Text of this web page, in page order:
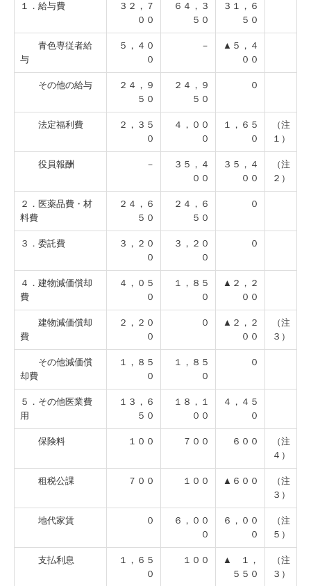
１．給与費
３２，７
００
６４，３
５０
３１，６
５０
青色専従者給
与
５，４０
０
－
▲５，４
００
その他の給与
２４，９
５０
２４，９
５０
０
法定福利費
２，３５
０
４，００
０
１，６５
０
（注
１）
役員報酬 －
３５，４
００
３５，４
００
（注
２）
２．医薬品費・材
料費
２４，６
５０
２４，６
５０
０
３．委託費
３，２０
０
３，２０
０
０
４．建物減価償却
費
４，０５
０
１，８５
０
▲２，２
００
建物減価償却
費
２，２０
０
０
▲２，２
００
（注
３）
その他減価償
却費
１，８５
０
１，８５
０
０
５．その他医業費
用
１３，６
５０
１８，１
００
４，４５
０
保険料 １００ ７００ ６００
（注
４）
租税公課 ７００ １００ ▲６００
（注
３）
地代家賃 ０
６，００
０
６，００
０
（注
５）
支払利息
１，６５
０
１００
▲ １，
５５０
（注
３）